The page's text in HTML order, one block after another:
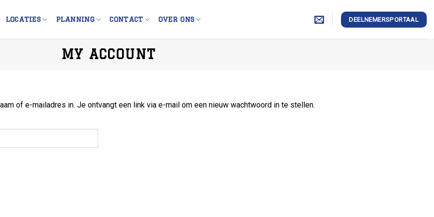
LOCATIES PLANNING CONTACT OVER ONS DEELNEMERSPORTAAL
MY ACCOUNT
of e-mailadres in. Je ontvangt een link via e-mail om een nieuw wachtwoord in te stellen.